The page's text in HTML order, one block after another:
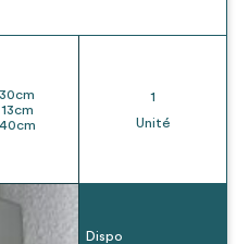
30cm
13cm
40cm
1
Unité
Dispo